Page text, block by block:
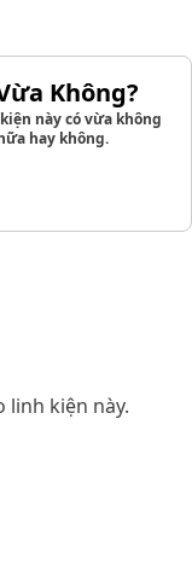
Không?
này có vừa không
hay không.
linh kiện này.